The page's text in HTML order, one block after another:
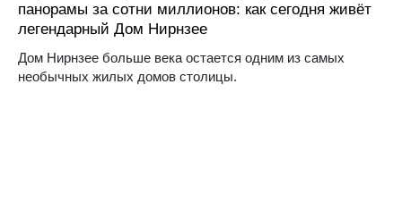
панорамы за сотни миллионов: как сегодня живёт
легендарный Дом Нирнзее
Дом Нирнзее больше века остается одним из самых
необычных жилых домов столицы.